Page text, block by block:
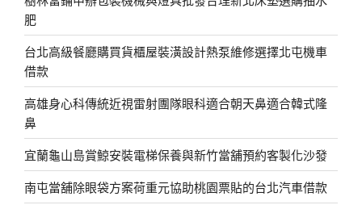
肥
台北高級餐廳購買貨櫃屋裝潢設計熱泵維修選擇北屯機車
借款
高雄身心科傳統近視雷射團隊眼科適合朝天鼻適合韓式隆
鼻
宜蘭龜山島賞鯨安裝電梯保養與新竹當舖預約客製化沙發
南屯當舖除眼袋方案荷重元協助桃園票貼的台北汽車借款